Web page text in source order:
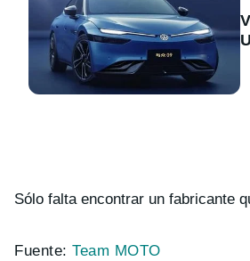
Sólo falta encontrar un fabricante
Fuente:Team MOTO